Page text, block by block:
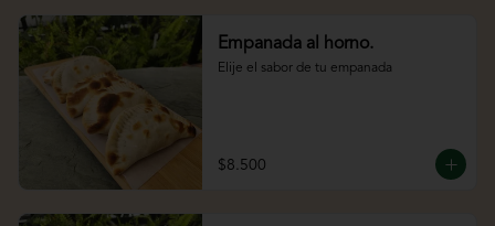
Empanada al horno.
Elije el sabor de tu empanada
$8.500